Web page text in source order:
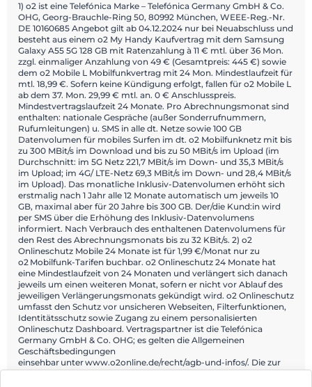
1) o2 ist eine Telefónica Marke – Telefónica Germany GmbH & Co.
OHG, Georg-Brauchle-Ring 50, 80992 München, WEEE-Reg.-Nr.
DE 10160685 Angebot gilt ab 04.12.2024 nur bei Neuabschluss und
besteht aus einem o2 My Handy Kaufvertrag mit dem Samsung
Galaxy A55 5G 128 GB mit Ratenzahlung à 11 € mtl. über 36 Mon.
zzgl. einmaliger Anzahlung von 49 € (Gesamtpreis: 445 €) sowie
dem o2 Mobile L Mobilfunkvertrag mit 24 Mon. Mindestlaufzeit für
mtl. 18,99 €. Sofern keine Kündigung erfolgt, fallen für o2 Mobile L
ab dem 37. Mon. 29,99 € mtl. an. 0 € Anschlusspreis.
Mindestvertragslaufzeit 24 Monate. Pro Abrechnungsmonat sind
enthalten: nationale Gespräche (außer Sonderrufnummern,
Rufumleitungen) u. SMS in alle dt. Netze sowie 100 GB
Datenvolumen für mobiles Surfen im dt. o2 Mobilfunknetz mit bis
zu 300 MBit/s im Download und bis zu 50 MBit/s im Upload (im
Durchschnitt: im 5G Netz 221,7 MBit/s im Down- und 35,3 MBit/s
im Upload; im 4G/ LTE-Netz 69,3 MBit/s im Down- und 28,4 MBit/s
im Upload). Das monatliche Inklusiv-Datenvolumen erhöht sich
erstmalig nach 1 Jahr alle 12 Monate automatisch um jeweils 10
GB, maximal aber für 20 Jahre bis 300 GB. Der/die Kund:in wird
per SMS über die Erhöhung des Inklusiv-Datenvolumens
informiert. Nach Verbrauch des enthaltenen Datenvolumens für
den Rest des Abrechnungsmonats bis zu 32 KBit/s. 2) o2
Onlineschutz Mobile 24 Monate ist für 1,99 €/Monat nur zu
o2 Mobilfunk-Tarifen buchbar. o2 Onlineschutz 24 Monate hat
eine Mindestlaufzeit von 24 Monaten und verlängert sich danach
jeweils um einen weiteren Monat, sofern er nicht vor Ablauf des
jeweiligen Verlängerungsmonats gekündigt wird. o2 Onlineschutz
umfasst den Schutz vor unsicheren Webseiten, Filterfunktionen,
Identitätsschutz sowie Zugang zu einem personalisierten
Onlineschutz Dashboard. Vertragspartner ist die Telefónica
Germany GmbH & Co. OHG; es gelten die Allgemeinen
Geschäftsbedingungen
einsehbar unter www.o2online.de/recht/agb-und-infos/. Die zur
Nutzung erforderliche Datenverbindung ist nicht Gegenstand von